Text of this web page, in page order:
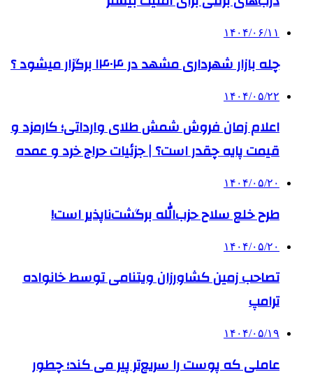
۱۴۰۴/۰۶/۱۱
چله بازار شهرداری مشهد در ۱۴۰۴ برگزار میشود ؟
۱۴۰۴/۰۵/۲۲
اعلام زمان فروش شمش طلای وارداتی؛ کارمزد و
قیمت پایه چقدر است؟ | جزئیات حراج خرد و عمده
۱۴۰۴/۰۵/۲۰
طرح خلع سلاح حزب‌الله برگشت‌ناپذیر است!
۱۴۰۴/۰۵/۲۰
تصاحب زمین کشاورزان ویتنامی توسط خانواده
ترامپ
۱۴۰۴/۰۵/۱۹
عاملی که پوست را سریع‌تر پیر می کند؛ چطور